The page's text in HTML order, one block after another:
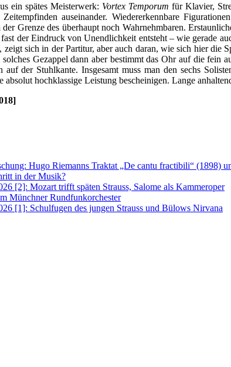
ein spätes Meisterwerk: Vortex Temporumfür Klavier,
auseinander. Wiedererkennbare
Grenze des überhaupt noch Wahrnehmbaren.
der Eindruck von Unendlichkeit entsteht – wie gerade
zeigt sich in der Partitur, aber auch daran, wie sich hier
Gezappel dann aber bestimmt das Ohr auf die fein
auf der Stuhlkante. Insgesamt muss man den sechs
absolut hochklassige Leistung bescheinigen. Lange
Hugo Riemanns Traktat „De cantu fractibili“ (1898)
in der Musik?
[2]: Mozart trifft späten Strauss, Salome als Kammeroper
Münchner Rundfunkorchester
[1]: Schulfugen des jungen Strauss und Bülows Nirvana